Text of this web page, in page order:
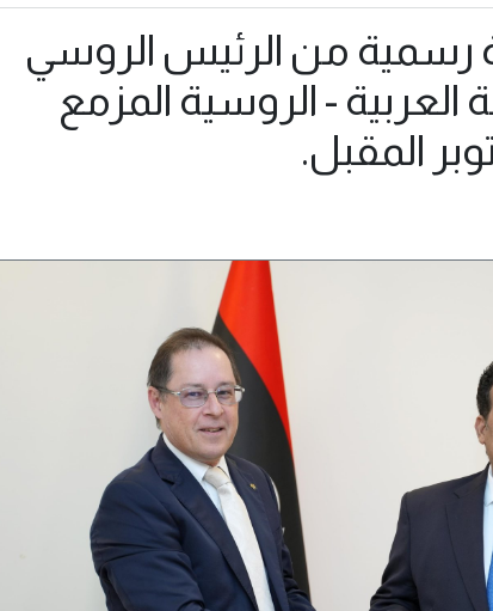
رسمية من الرئيس الروسي
- الروسية المزمع
المقبل.